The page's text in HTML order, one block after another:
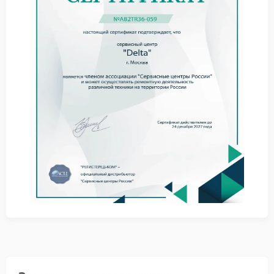
момент. Это ставит под угрозу сохранность данных и
стабильность технологических процессов. Причина
нередко кроется в отказе реле, деградации
силовых ключей либо в сбое управляющей платы.
Что можно сделать до визита в
Отключите ИБП от сети и нагрузки, дайте ему остыть
15–20 минут.
Осмотрите кабели на предмет явных повреждений
и плотности соединений.
Проверьте, не активирован ли режим байпаса или
сервисного отключения.
Сервис Delta предлагает комплексную диагностику с
выявлением точной причины отказа. Ремонт Delta